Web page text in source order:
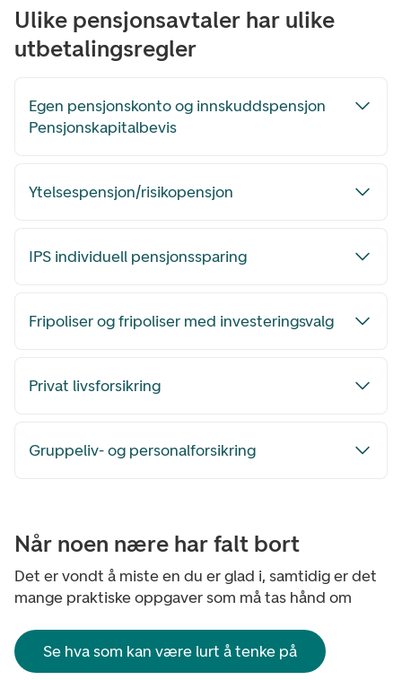
Ulike pensjonsavtaler har ulike
utbetalingsregler
Egen pensjonskonto og innskuddspensjon
Pensjonskapitalbevis
Ytelsespensjon/risikopensjon
IPS individuell pensjonssparing
Fripoliser og fripoliser med investeringsvalg
Privat livsforsikring
Gruppeliv- og personalforsikring
Når noen nære har falt bort
Det er vondt å miste en du er glad i, samtidig er det
mange praktiske oppgaver som må tas hånd om
Se hva som kan være lurt å tenke på